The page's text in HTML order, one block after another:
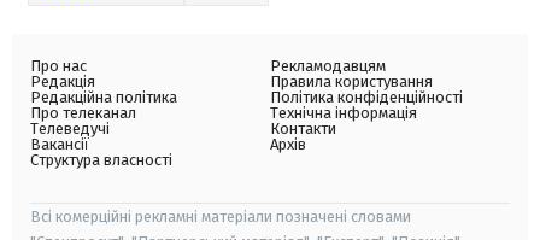
Про нас
Редакція
Редакційна політика
Про телеканал
Телеведучі
Вакансії
Структура власності
Рекламодавцям
Правила користування
Політика конфіденційності
Технічна інформація
Контакти
Архів
Всі комерційні рекламні матеріали позначені словами